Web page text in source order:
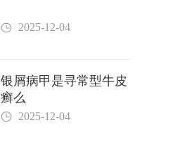
2025-12-04
银屑病甲是寻常型牛皮
癣么
2025-12-04